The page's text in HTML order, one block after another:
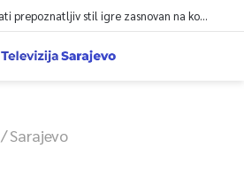
Muslera: Želimo kreirati prepoznatljiv stil igre zasnovan na kontroli lopte
/Sarajevo